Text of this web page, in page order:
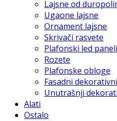
Lajsne od
Ugaone lajsne
Ornament lajsne
Skrivači rasvete
Plafonski led paneli
Rozete
Plafonske obloge
Fasadni
Unutrašnji
Alati
Ostalo